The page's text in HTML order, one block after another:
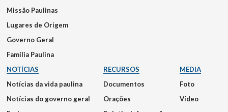
Missão Paulinas
Lugares de Origem
Governo Geral
Família Paulina
NOTÍCIAS
Notícias da vida paulina
Notícias do governo geral
RECURSOS
Documentos
Orações
MEDIA
Foto
Vídeo